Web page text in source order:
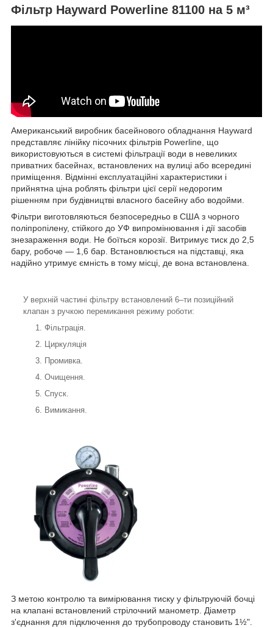
Фільтр Hayward Powerline 81100 на 5 м³
Американський виробник басейнового обладнання Hayward
представляє лінійку пісочних фільтрів Powerline, що
використовуються в системі фільтрації води в невеликих
приватних басейнах, встановлених на вулиці або всередині
приміщення. Відмінні експлуатаційні характеристики і
прийнятна ціна роблять фільтри цієї серії недорогим
рішенням при будівництві власного басейну або водойми.
Фільтри виготовляються безпосередньо в США з чорного
поліпропілену, стійкого до УФ випромінювання і дії засобів
знезараження води. Не боїться корозії. Витримує тиск до 2,5
бару, робоче — 1,6 бар. Встановлюється на підставці, яка
надійно утримує ємність в тому місці, де вона встановлена.
У верхній частині фільтру встановлений 6–ти позиційний
клапан з ручкою перемикання режиму роботи:
Фільтрація.
Циркуляція
Промивка.
Очищення.
Спуск.
Вимикання.
З метою контролю та вимірювання тиску у фільтруючій бочці
на клапані встановлений стрілочний манометр. Діаметр
з'єднання для підключення до трубопроводу становить 1½".